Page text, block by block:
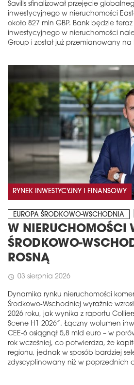
Savills sfinalizował przejęcie
inwestycyjnego w nieruchomości
około 827 mln GBP. Bank będzie
inwestycyjnego w nieruchomości
Group i został już przemianowany na
RYNEK INWESTYCYJNY I FINANSOWY
EUROPA ŚRODKOWO-WSCHODNIA
W NIERUCHOMOŚCI
ŚRODKOWO-
ROSNĄ
schedule 03 sierpnia 2026
Dynamika rynku nieruchomości
Środkowo-Wschodniej wyraźnie
2026 roku, jak wynika z raportu
Scene H1 2026”. Łączny wolumen
CEE-6 osiągnął 5,8 mld euro – w
rok wcześniej, co potwierdza, że
regionu, jednak w sposób bardziej
zdyscyplinowany niż w poprzednich